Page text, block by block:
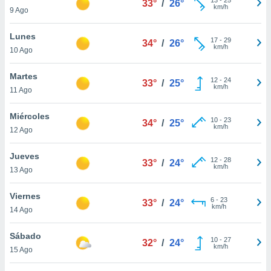
más
nuestra
y
de
disponible
cookies
aceptar
9 Ago
33° / 26°
km/h
Lunes
10 Ago
34° / 26° 17- 29
km/h
Martes
11 Ago
33° / 25° 12- 24
km/h
Miércoles
12 Ago
34° / 25° 10- 23
km/h
Jueves
13 Ago
33° / 24° 12- 28
km/h
Viernes
14 Ago
33° / 24° 6- 23
km/h
Sábado
15 Ago
32° / 24° 10- 27
km/h